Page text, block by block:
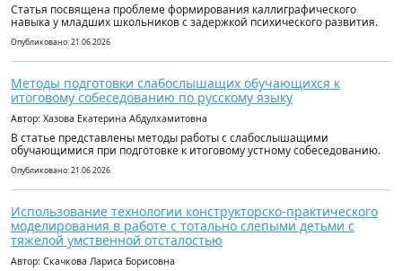
Статья посвящена проблеме формирования каллиграфического
навыка у младших школьников с задержкой психического развития.
Опубликовано: 21.06.2026
Методы подготовки слабослышащих обучающихся к
итоговому собеседованию по русскому языку
Автор: Хазова Екатерина Абдулхамитовна
В статье представлены методы работы с слабослышащими
обучающимися при подготовке к итоговому устному собеседованию.
Опубликовано: 21.06.2026
Использование технологии конструкторско-практического
моделирования в работе с тотально слепыми детьми с
тяжелой умственной отсталостью
Автор: Скачкова Лариса Борисовна